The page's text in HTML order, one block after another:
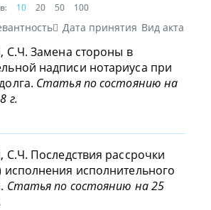
10 20 50
100
Дата принятия Вид акта
С.Ч. Замена стороны в
надписи нотариуса при
Статья по состоянию на
г.
С.Ч. Последствия рассрочки
исполнения исполнительного
Статья по состоянию на 25